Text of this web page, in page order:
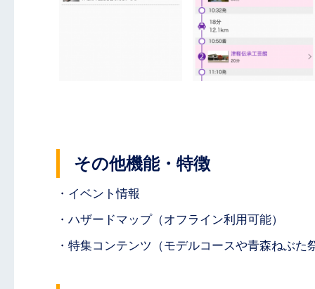
その他機能・特徴
・イベント情報
・ハザードマップ（オフライン利用可能）
・特集コンテンツ（モデルコースや青森ねぶ